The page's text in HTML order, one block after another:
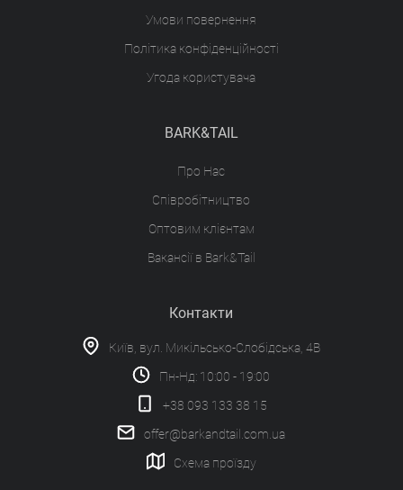
Умови повернення
Політика конфіденційності
Угода користувача
BARK&TAIL
Про Нас
Співробітництво
Оптовим клієнтам
Вакансії в Bark&Tail
Контакти
Київ, вул. Микільсько-Слобідська, 4В
Пн-Нд: 10:00 - 19:00
+38 093 133 38 15
offer@barkandtail.com.ua
Схема проїзду